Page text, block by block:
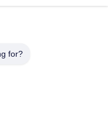
for?